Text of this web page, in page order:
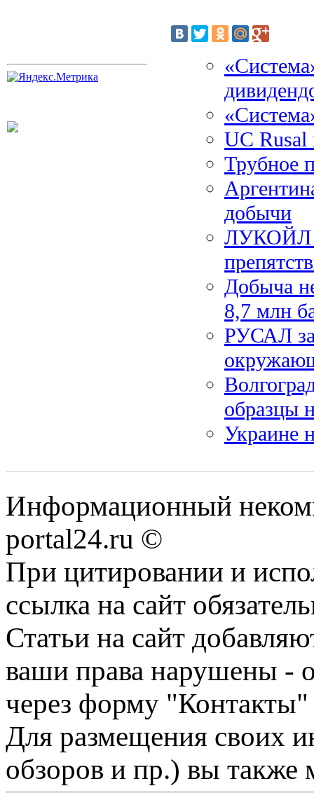
UC Rusal
Трубное
добычи
ЛУКОЙЛ
Добыча
8,7 млн
РУСАЛ
образцы
Украине
Информационный
portal24.ru ©
При цитировании и
ссылка на сайт
Статьи на сайт
ваши права нарушены -
через форму "Контакты"
Для размещения своих
обзоров и пр.) вы также